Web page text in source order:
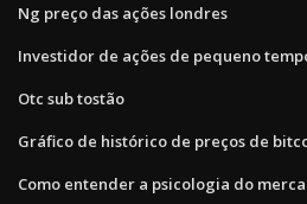
Ng preço das ações londres
Investidor de ações de pequeno
Otc sub tostão
Gráfico de histórico de preços de
Como entender a psicologia do